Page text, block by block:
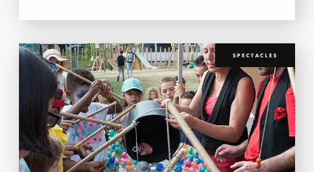
SPECTACLES